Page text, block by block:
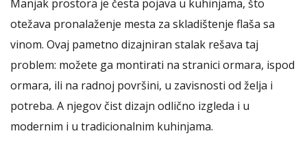
Manjak prostora je česta pojava u kuhinjama, što
otežava pronalaženje mesta za skladištenje flaša sa
vinom. Ovaj pametno dizajniran stalak rešava taj
problem: možete ga montirati na stranici ormara, ispod
ormara, ili na radnoj površini, u zavisnosti od želja i
potreba. A njegov čist dizajn odlično izgleda i u
modernim i u tradicionalnim kuhinjama.